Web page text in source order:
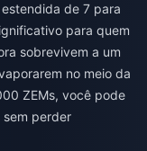
de 7 para
para quem
sobrevivem a um
no meio da
ZEMs, você pode
sem perder